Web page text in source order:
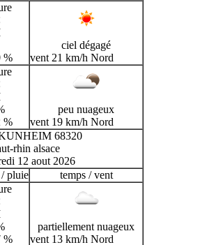
%
ciel dégagé
vent 21 km/h Nord
%
peu nuageux
vent 19 km/h Nord
68320
rhin alsace
12 aout 2026
/ pluie temps / vent
%
partiellement nuageux
vent 13 km/h Nord